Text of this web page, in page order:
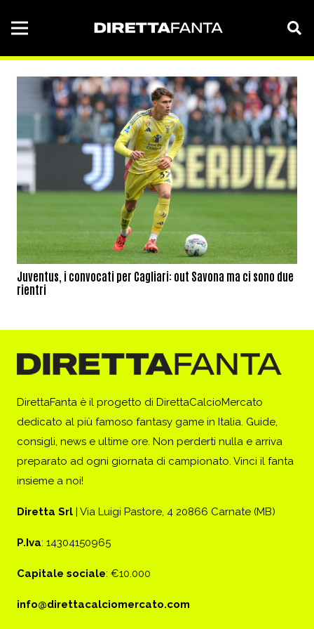
Juventus, i convocati per Cagliari: out Savona ma ci sono due
rientri
DirettaFanta è il progetto di DirettaCalcioMercato
dedicato al più famoso fantasy game in Italia. Guide,
consigli, news e ultime ore. Non perderti nulla e arriva
preparato ad ogni giornata di campionato. Vinci il fanta
insieme a noi!
Diretta Srl | Via Luigi Pastore, 4 20866 Carnate (MB)
P.Iva: 14304150965
Capitale sociale: €10.000
info@direttacalciomercato.com